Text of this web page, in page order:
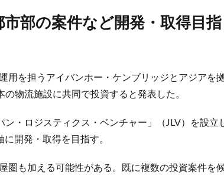
用を担うアイバンホー・ケンブリッジとアジアを
物流施設に共同で投資すると発表した。
・ロジスティクス・ベンチャー」（JLV）を設立
開発・取得を目指す。
圏も加える可能性がある。既に複数の投資案件を